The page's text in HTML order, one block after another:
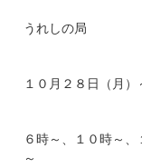
うれしの局
１０月２８日（月）
６時～、１０時～
～